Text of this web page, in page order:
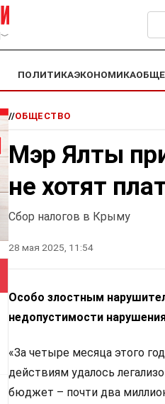
﹀
ПОЛИТИКАЭКОНОМИКА
//ОБЩЕСТВО
Мэр Ялты
не хотят
Сбор налогов в Крыму
28 мая 2025, 11:54
Особо злостным
недопустимости
«За четыре месяца этого
действиям удалось
бюджет – почти два